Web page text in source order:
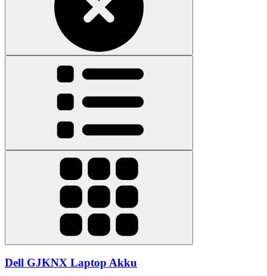
Dell GJKNX Laptop Akku